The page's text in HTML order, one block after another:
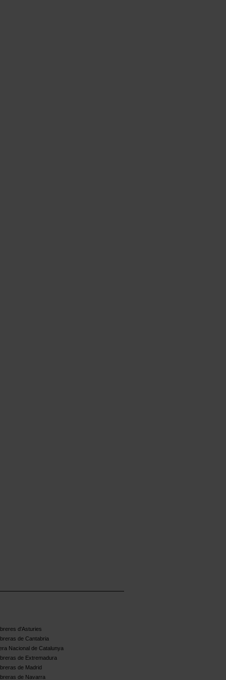
d'Asturies
de Cantabria
Nacional de Catalunya
de Extremadura
de Madrid
de Navarra